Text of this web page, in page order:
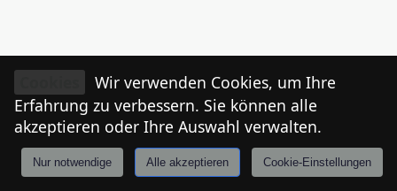
Anmelden Tiroler
Wir verwenden Cookies, um Ihre
Erfahrung zu verbessern. Sie können alle
akzeptieren oder Ihre Auswahl verwalten.
Nur notwendige Alle akzeptieren Cookie-Einstellungen